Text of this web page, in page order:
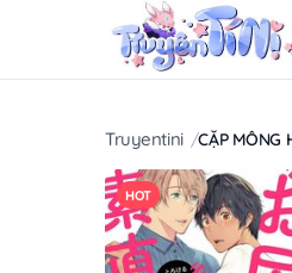
Truyentini CẶP MÔNG
HOT